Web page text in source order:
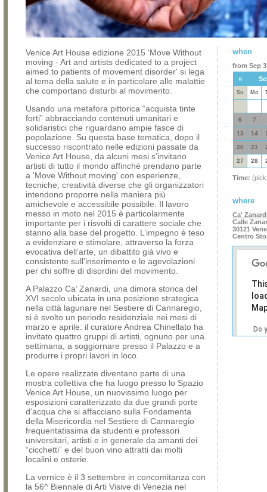
Venice Art House edizione 2015 'Move Without
moving - Art and artists dedicated to a project
aimed to patients of movement disorder' si lega
al tema della salute e in particolare alle malattie
che comportano disturbi al movimento.
Usando una metafora pittorica “acquista tinte
forti” abbracciando contenuti umanitari e
solidaristici che riguardano ampie fasce di
popolazione. Su questa base tematica, dopo il
successo riscontrato nelle edizioni passate da
Venice Art House, da alcuni mesi s’invitano
artisti di tutto il mondo affinché prendano parte
a 'Move Without moving' con esperienze,
tecniche, creatività diverse che gli organizzatori
intendono proporre nella maniera più
amichevole e accessibile possibile. Il lavoro
messo in moto nel 2015 è particolarmente
importante per i risvolti di carattere sociale che
stanno alla base del progetto. L’impegno è teso
a evidenziare e stimolare, attraverso la forza
evocativa dell’arte, un dibattito già vivo e
consistente sull’inserimento e le agevolazioni
per chi soffre di disordini del movimento.
A Palazzo Ca’ Zanardi, una dimora storica del
XVI secolo ubicata in una posizione strategica
nella città lagunare nel Sestiere di Cannaregio,
si è svolto un periodo residenziale nei mesi di
marzo e aprile: il curatore Andrea Chinellato ha
invitato quattro gruppi di artisti, ognuno per una
settimana, a soggiornare presso il Palazzo e a
produrre i propri lavori in loco.
Le opere realizzate diventano parte di una
mostra collettiva che ha luogo presso lo Spazio
Venice Art House, un nuovissimo luogo per
esposizioni caratterizzato da due grandi porte
d’acqua che si affacciano sulla Fondamenta
della Misericordia nel Sestiere di Cannaregio
frequentatissima da studenti e professori
universitari, artisti e in generale da amanti dei
“cicchetti” e del buon vino attratti dai molti
localini e osterie.
La vernice è il 3 settembre in concomitanza con
la 56^ Biennale di Arti Visive di Venezia nel
when
from Sep
«
Su Mo
6 7
13 14
20 21
27 28
Time:
where
Ca'
Calle
30121
Centro
Do